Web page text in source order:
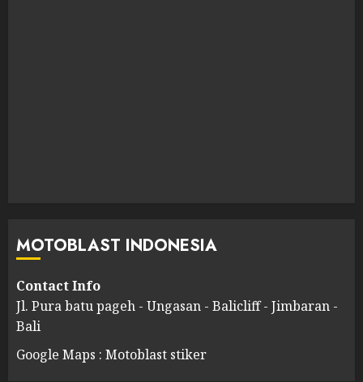
MOTOBLAST INDONESIA
Contact Info
Jl. Pura batu pageh - Ungasan - Balicliff - Jimbaran -
Bali
Google Maps : Motoblast stiker